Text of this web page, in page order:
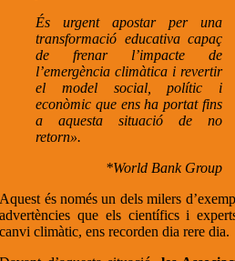
És urgent apostar per una
transformació educativa capaç
de frenar l’impacte de
l’emergència climàtica i revertir
el model social, polític i
econòmic que ens ha portat fins
a aquesta situació de no
retorn».
*World Bank Group
Aquest és només un dels milers
advertències que els científics i
canvi climàtic, ens recorden dia rere dia.